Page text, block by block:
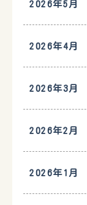
2026年5月
2026年4月
2026年3月
2026年2月
2026年1月